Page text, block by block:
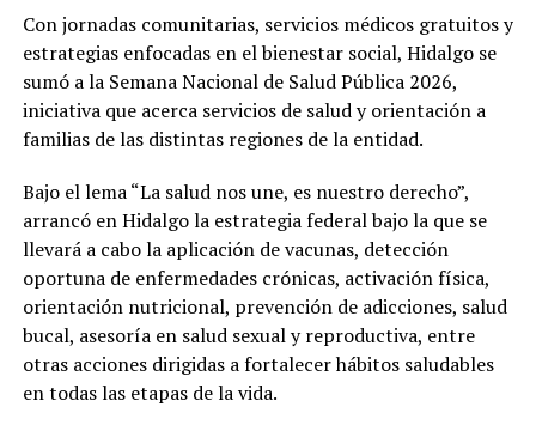
Con jornadas comunitarias, servicios médicos gratuitos y
estrategias enfocadas en el bienestar social, Hidalgo se
sumó a la Semana Nacional de Salud Pública 2026,
iniciativa que acerca servicios de salud y orientación a
familias de las distintas regiones de la entidad.
Bajo el lema “La salud nos une, es nuestro derecho”,
arrancó en Hidalgo la estrategia federal bajo la que se
llevará a cabo la aplicación de vacunas, detección
oportuna de enfermedades crónicas, activación física,
orientación nutricional, prevención de adicciones, salud
bucal, asesoría en salud sexual y reproductiva, entre
otras acciones dirigidas a fortalecer hábitos saludables
en todas las etapas de la vida.